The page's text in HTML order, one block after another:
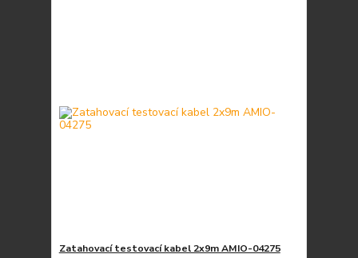
Zatahovací testovací kabel 2x9m AMIO-04275